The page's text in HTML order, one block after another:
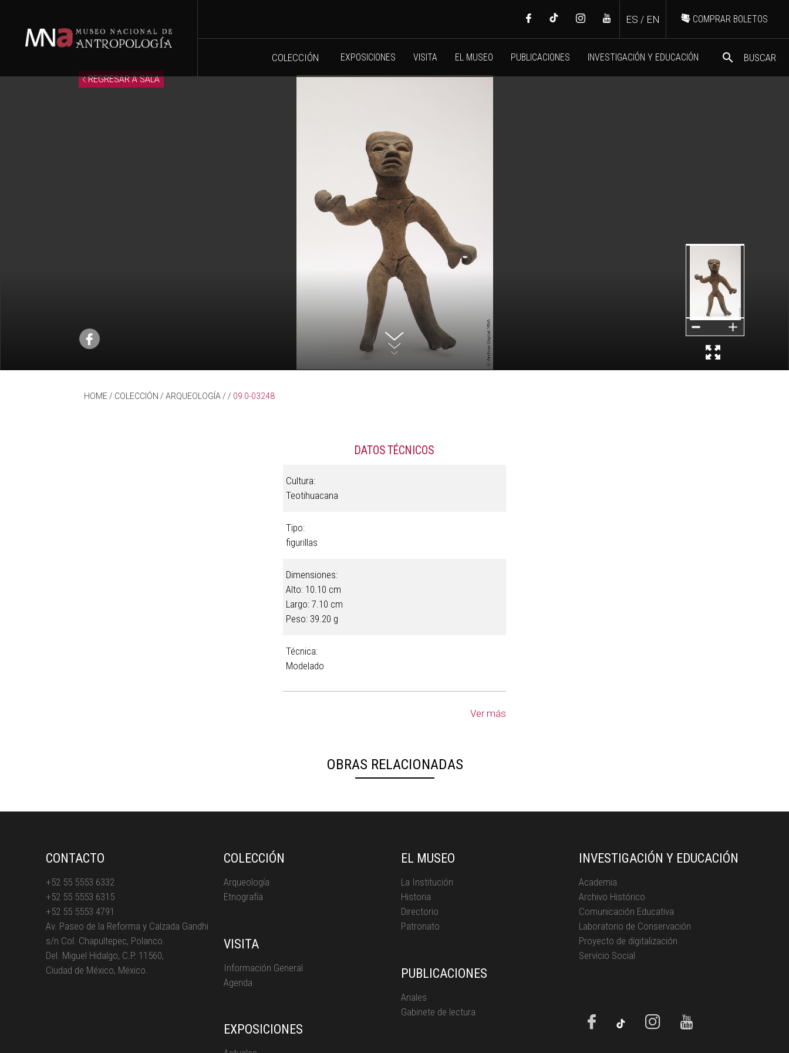
ES / EN COMPRAR BOLETOS
COLECCIÓN EXPOSICIONES VISITA EL MUSEO PUBLICACIONES INVESTIGACIÓN Y EDUCACIÓN search
BUSCAR
REGRESAR A SALA
HOME / COLECCIÓN /ARQUEOLOGÍA / / 09.0-03248
DATOS TÉCNICOS
Cultura:
Teotihuacana
Tipo:
figurillas
Dimensiones:
Alto: 10.10 cm
Largo: 7.10 cm
Peso: 39.20 g
Técnica:
Modelado
Ver más
OBRAS RELACIONADAS
CONTACTO
+52 55 5553 6332
+52 55 5553 6315
+52 55 5553 4791
Av. Paseo de la Reforma y Calzada Gandhi
s/n Col. Chapultepec, Polanco.
Del. Miguel Hidalgo, C.P. 11560,
Ciudad de México, México.
COLECCIÓN
Arqueología
Etnografía
VISITA
Información General
Agenda
EXPOSICIONES
EL MUSEO
La Institución
Historia
Directorio
Patronato
PUBLICACIONES
Anales
Gabinete de lectura
INVESTIGACIÓN Y EDUCACIÓN
Academia
Archivo Histórico
Comunicación Educativa
Laboratorio de Conservación
Proyecto de digitalización
Servicio Social